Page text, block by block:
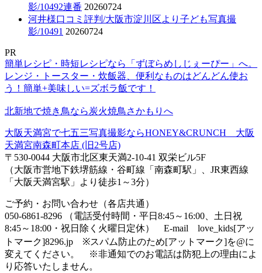
影/10492連番 20260724
河井様口コミ評判/大阪市淀川区より子ども写真撮
影/10491 20260724
PR
簡単レシピ・時短レシピなら「ずぼらめしじぇーぴー」へ。
レンジ・トースター・炊飯器、便利なものはどんどん使お
う！簡単+美味しい=ズボラ飯です！
北新地で焼き鳥なら炭火焼鳥さかもりへ
大阪天満宮で七五三写真撮影ならHONEY&CRUNCH 大阪
天満宮南森町本店 (旧2号店)
〒530-0044 大阪市北区東天満2-10-41 双栄ビル5F
（大阪市営地下鉄堺筋線・谷町線「南森町駅」、JR東西線
「大阪天満宮駅」より徒歩1～3分）
ご予約・お問い合わせ（各店共通）
050-6861-8296 （電話受付時間・平日8:45～16:00、土日祝
8:45～18:00・祝日除く火曜日定休） E-mail love_kids[アッ
トマーク]8296.jp ※スパム防止のため[アットマーク]を@に
変えてください。 ※非通知でのお電話は防犯上の理由によ
り応答いたしません。